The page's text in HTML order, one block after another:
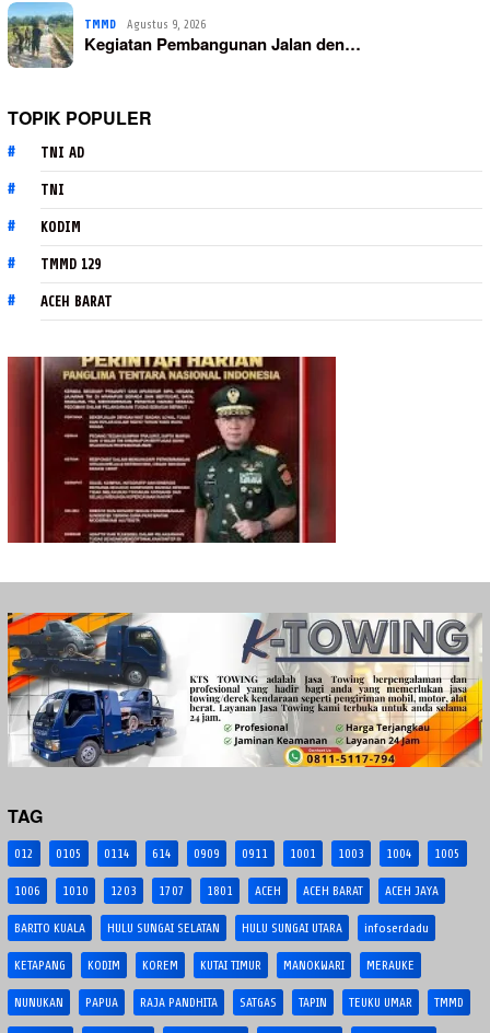
TMMD Agustus 9, 2026
Kegiatan Pembangunan Jalan den…
TOPIK POPULER
TNI AD
TNI
KODIM
TMMD 129
ACEH BARAT
TAG
012 0105 0114 614 0909 0911 1001 1003 1004 1005
1006 1010 1203 1707 1801 ACEH ACEH BARAT ACEH JAYA
BARITO KUALA HULU SUNGAI SELATAN HULU SUNGAI UTARA infoserdadu
KETAPANG KODIM KOREM KUTAI TIMUR MANOKWARI MERAUKE
NUNUKAN PAPUA RAJA PANDHITA SATGAS TAPIN TEUKU UMAR TMMD